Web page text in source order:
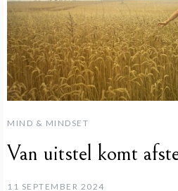
MIND & MINDSET
Van uitstel komt
11 SEPTEMBER 2024